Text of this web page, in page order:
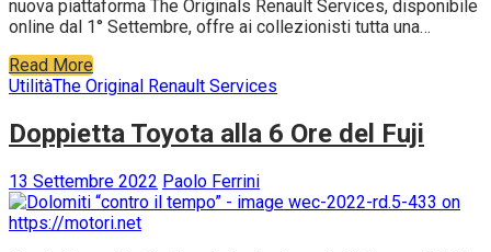
nuova piattaforma The Originals Renault Services, disponibile
online dal 1° Settembre, offre ai collezionisti tutta una…
Read More
UtilitàThe Original Renault Services
Doppietta Toyota alla 6 Ore del Fuji
13 Settembre 2022 Paolo Ferrini